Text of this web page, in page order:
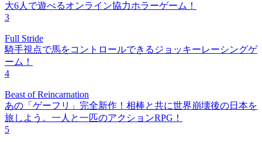
大6人で遊べるオンライン協力ホラーゲーム！
3
Full Stride
騎手視点で馬をコントロールできるジョッキーレーシングゲ
ーム！
4
Beast of Reincarnation
あの「ゲーフリ」完全新作！相棒と共に世界崩壊後の日本を
旅しよう。一人と一匹のアクションRPG！
5